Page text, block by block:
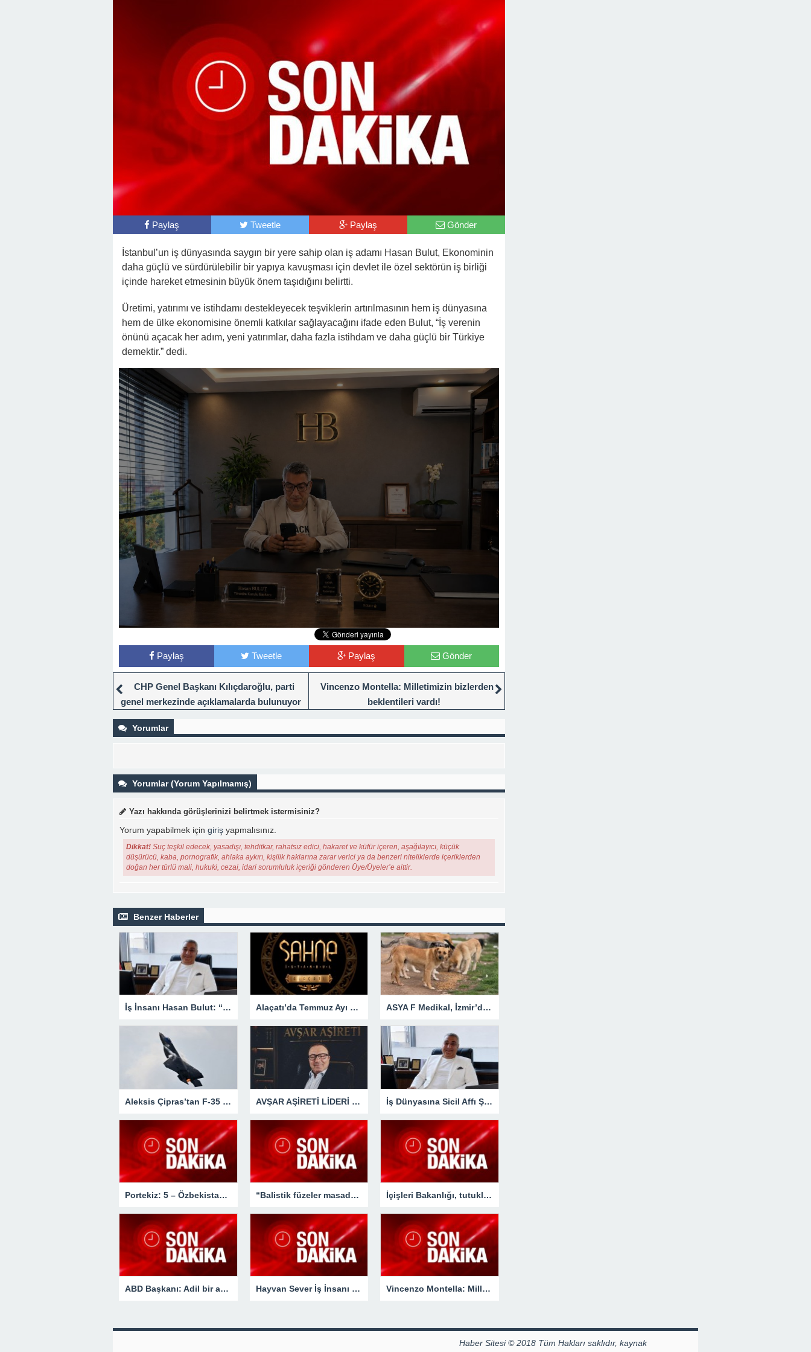
Paylaş Tweetle Paylaş Gönder
İstanbul’un iş dünyasında saygın bir yere sahip olan iş adamı Hasan Bulut, Ekonominin
daha güçlü ve sürdürülebilir bir yapıya kavuşması için devlet ile özel sektörün iş birliği
içinde hareket etmesinin büyük önem taşıdığını belirtti.
Üretimi, yatırımı ve istihdamı destekleyecek teşviklerin artırılmasının hem iş dünyasına
hem de ülke ekonomisine önemli katkılar sağlayacağını ifade eden Bulut, “İş verenin
önünü açacak her adım, yeni yatırımlar, daha fazla istihdam ve daha güçlü bir Türkiye
demektir.” dedi.
Paylaş Tweetle Paylaş Gönder
CHP Genel Başkanı Kılıçdaroğlu, parti
genel merkezinde açıklamalarda bulunuyor
Vincenzo Montella: Milletimizin bizlerden
beklentileri vardı!
Yorumlar
Yorumlar (Yorum Yapılmamış)
Yazı hakkında görüşlerinizi belirtmek istermisiniz?
Yorum yapabilmek için giriş yapmalısınız.
Dikkat! Suç teşkil edecek, yasadışı, tehditkar, rahatsız edici, hakaret ve küfür içeren, aşağılayıcı, küçük
düşürücü, kaba, pornografik, ahlaka aykırı, kişilik haklarına zarar verici ya da benzeri niteliklerde içeriklerden
doğan her türlü mali, hukuki, cezai, idari sorumluluk içeriği gönderen Üye/Üyeler’e aittir.
Benzer Haberler
İş İnsanı Hasan Bulut: “Türkiye Savunma Sanayiinde Tarihi Bir Atılım Gerçekleştirdi” Alaçatı’da Temmuz Ayı Müzik Şöleni Başlıyor! Yıldız İsimler SAHNEDE ! ASYA F Medikal, İzmir’de Hayvan Refahı İçin Sahadaki Yerini Aldı.
Aleksis Çipras’tan F-35 değerlendirmesi. AVŞAR AŞİRETİ LİDERİ İSMAİL AVŞAR’DAN GÜNDEME DAİR AÇIKLAMA! İş Dünyasına Sicil Affı Şart! İş İnsanı Hasan Bulut’tan Önemli Çağrı.
Portekiz: 5 – Özbekistan: 0 | MAÇ SONUCU ! “Balistik füzeler masada hiç olmadı” İçişleri Bakanlığı, tutuklanan iki belediye başkanı için karar aldı !
ABD Başkanı: Adil bir anlaşma yapmaya çalışıyoruz! Hayvan Sever İş İnsanı Metin Aydın’dan Örnek Davranış ! Vincenzo Montella: Milletimizin bizlerden beklentileri vardı!
Haber Sitesi © 2018 Tüm Hakları saklıdır, kaynak